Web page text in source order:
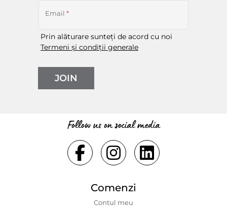
Email *
Prin alăturare sunteți de acord cu noi
Termeni și condiții generale
JOIN
Follow us on social media
Comenzi
Contul meu